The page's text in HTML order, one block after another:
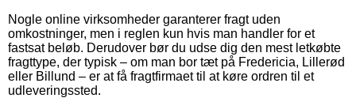
Nogle online virksomheder garanterer fragt uden
omkostninger, men i reglen kun hvis man handler for et
fastsat beløb. Derudover bør du udse dig den mest letkøbte
fragttype, der typisk – om man bor tæt på Fredericia, Lillerød
eller Billund – er at få fragtfirmaet til at køre ordren til et
udleveringssted.